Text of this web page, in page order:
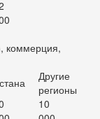
коммерция,
Другие
регионы
10